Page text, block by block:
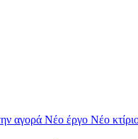
αγορά Νέο έργο Νέο